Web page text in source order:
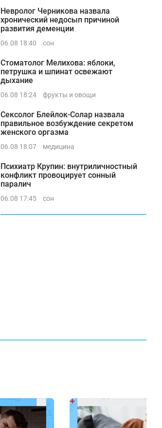
Невролог Черникова назвала
хронический недосып причиной
развития деменции
06.08 18:40 сон
Стоматолог Мелихова: яблоки,
петрушка и шпинат освежают
дыхание
06.08 18:24 фрукты и овощи
Сексолог Блейлок-Солар назвала
правильное возбуждение секретом
женского оргазма
06.08 18:07 медицина
Психиатр Крупин: внутриличностный
конфликт провоцирует сонный
паралич
06.08 17:45 сон